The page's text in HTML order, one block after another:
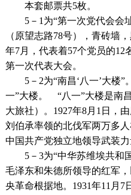
本套邮票共5枚。
5－1为“第一次党代会会址
（原望志路78号），青砖墙
年7月，代表着57个党员的12
第一次代表大会。
5－2为“南昌‘八一’大楼”
一”大楼。 “八一”大楼是南
大旅社）。1927年8月1日，
刘伯承率领的北伐军两万多
中国共产党独立地领导武装
5－3为“中华苏维埃共和国
毛泽东和朱德所领导的红军
央革命根据地。1931年11月